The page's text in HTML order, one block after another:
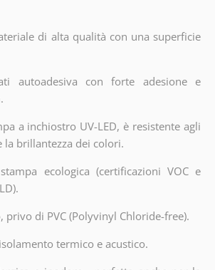
di alta qualità con una superficie
autoadesiva con forte adesione e
a inchiostro UV-LED, è resistente agli
la brillantezza dei colori.
ecologica (certificazioni VOC e
privo di PVC (Polyvinyl Chloride-free).
termico e acustico.